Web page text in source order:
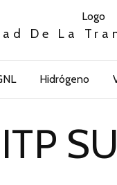
De La
Hidrógeno